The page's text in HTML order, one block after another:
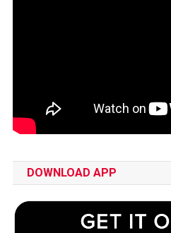
DOWNLOAD APP